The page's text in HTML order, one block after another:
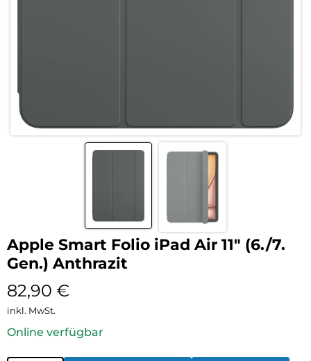
Apple Smart Folio iPad Air 11″ (6./7.
Gen.) Anthrazit
82,90 €
inkl. MwSt.
Online verfügbar